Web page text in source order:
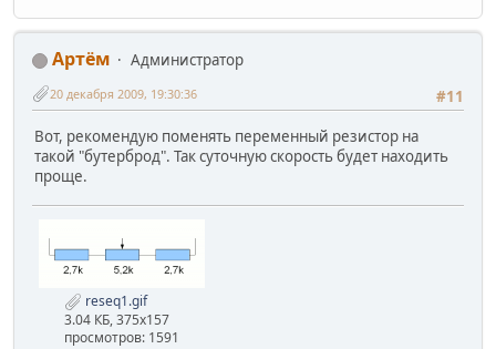
Артём
Администратор
#11
20 декабря 2009, 19:30:36
Вот, рекомендую поменять переменный резистор на
такой "бутерброд". Так суточную скорость будет находить
проще.
reseq1.gif
3.04 КБ, 375x157
просмотров: 1591